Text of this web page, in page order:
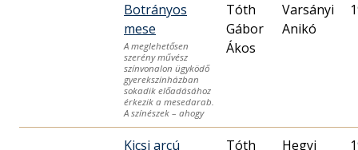
Botrányos
mese
A meglehetősen
szerény művész
színvonalon ügyködő
gyerekszínházban
sokadik előadásához
érkezik a mesedarab.
A színészek – ahogy
Tóth
Gábor
Ákos
Varsányi
Anikó
Kicsi arcú
Tóth
Hegyi